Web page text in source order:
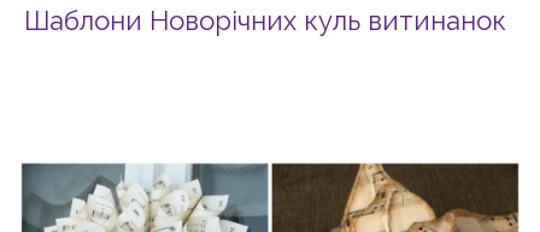
Шаблони Новорічних куль витинанок